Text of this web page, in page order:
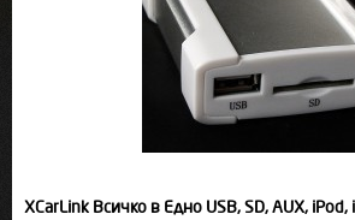
XCarLink Всичко в Едно USB, SD, AUX, iPod,